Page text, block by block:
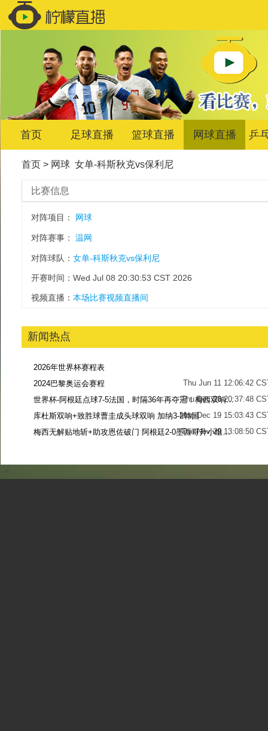
首页 足球直播 篮球直播 网球直播 乒
首页> 网球 女单-科斯秋克vs保利尼
比赛信息
对阵项目： 网球
对阵赛事： 温网
对阵球队： 女单-科斯秋克vs保利尼
开赛时间：Wed Jul 08 20:30:53 CST 2026
视频直播： 本场比赛视频直播间
新闻热点
2026年世界杯赛程表
Thu Jun 11 12:06:42
2024巴黎奥运会赛程
Thu Dec 28 20:37:48
世界杯-阿根廷点球7-5法国，时隔36年再夺冠！梅西双响姆巴佩戴帽
Mon Dec 19 15:03:43
库杜斯双响+致胜球曹圭成头球双响 加纳3-2韩国
Tue Nov 29 13:08:50
梅西无解贴地斩+助攻恩佐破门 阿根廷2-0墨西哥升小组第二